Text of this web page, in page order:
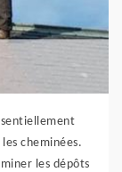
cheminées.
les dépôts